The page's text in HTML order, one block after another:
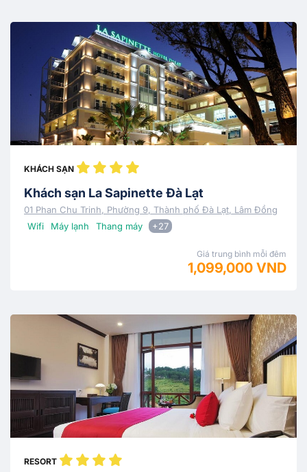
KHÁCH SẠN
Khách sạn La Sapinette Đà Lạt
01 Phan Chu Trinh, Phường 9, Thành phố Đà Lạt, Lâm Đồng
Wifi
Máy lạnh Thang máy +27
Giá trung bình mỗi đêm
1,099,000 VND
RESORT